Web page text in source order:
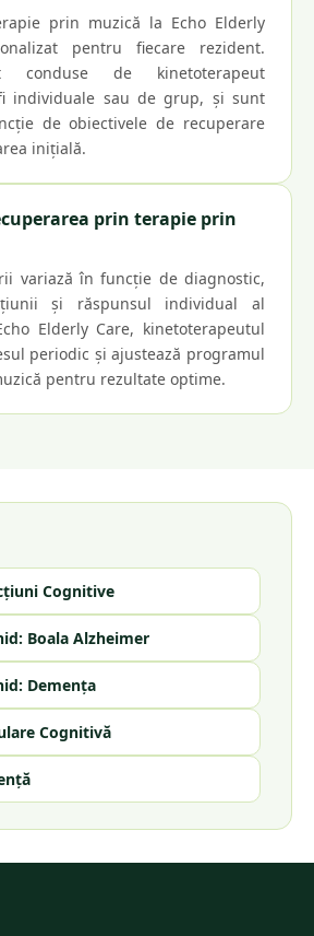
prin muzică la Echo Elderly
pentru fiecare rezident.
conduse de kinetoterapeut
individuale sau de grup, și sunt
de obiectivele de recuperare
inițială.
prin terapie prin
variază în funcție de diagnostic,
și răspunsul individual al
Elderly Care, kinetoterapeutul
periodic și ajustează programul
pentru rezultate optime.
Cognitive
Boala Alzheimer
Demența
Cognitivă